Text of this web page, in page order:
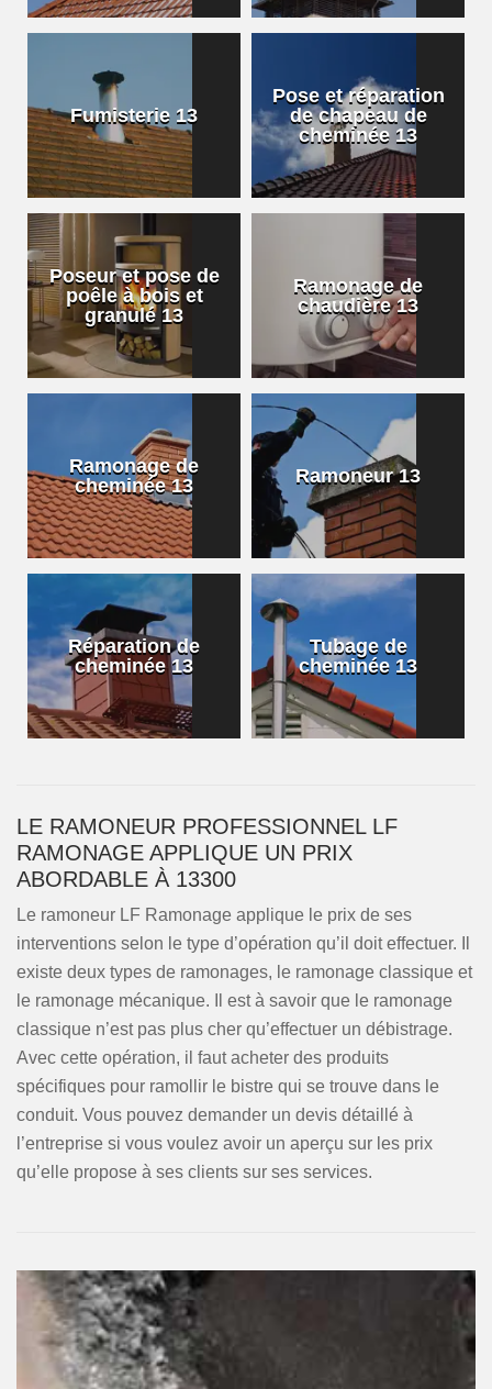
Fumisterie 13
Pose et réparation
de chapeau de
cheminée 13
Poseur et pose de
poêle à bois et
granulé 13
Ramonage de
chaudière 13
Ramonage de
cheminée 13
Ramoneur 13
Réparation de
cheminée 13
Tubage de
cheminée 13
LE RAMONEUR PROFESSIONNEL LF
RAMONAGE APPLIQUE UN PRIX
ABORDABLE À 13300
Le ramoneur LF Ramonage applique le prix de ses
interventions selon le type d’opération qu’il doit effectuer. Il
existe deux types de ramonages, le ramonage classique et
le ramonage mécanique. Il est à savoir que le ramonage
classique n’est pas plus cher qu’effectuer un débistrage.
Avec cette opération, il faut acheter des produits
spécifiques pour ramollir le bistre qui se trouve dans le
conduit. Vous pouvez demander un devis détaillé à
l’entreprise si vous voulez avoir un aperçu sur les prix
qu’elle propose à ses clients sur ses services.